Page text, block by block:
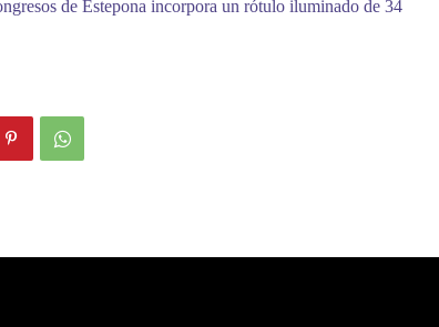
de Estepona incorpora un rótulo iluminado de 34